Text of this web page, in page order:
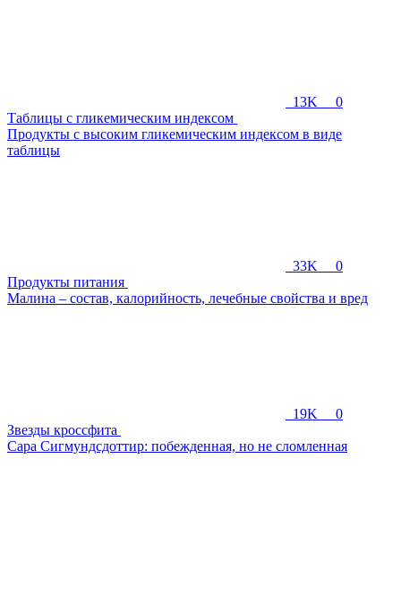
13K
0
Таблицы с гликемическим индексом
Продукты с высоким гликемическим индексом в виде
таблицы
33K
0
Продукты питания
Малина – состав, калорийность, лечебные свойства и вред
19K
0
Звезды кроссфита
Сара Сигмундсдоттир: побежденная, но не сломленная